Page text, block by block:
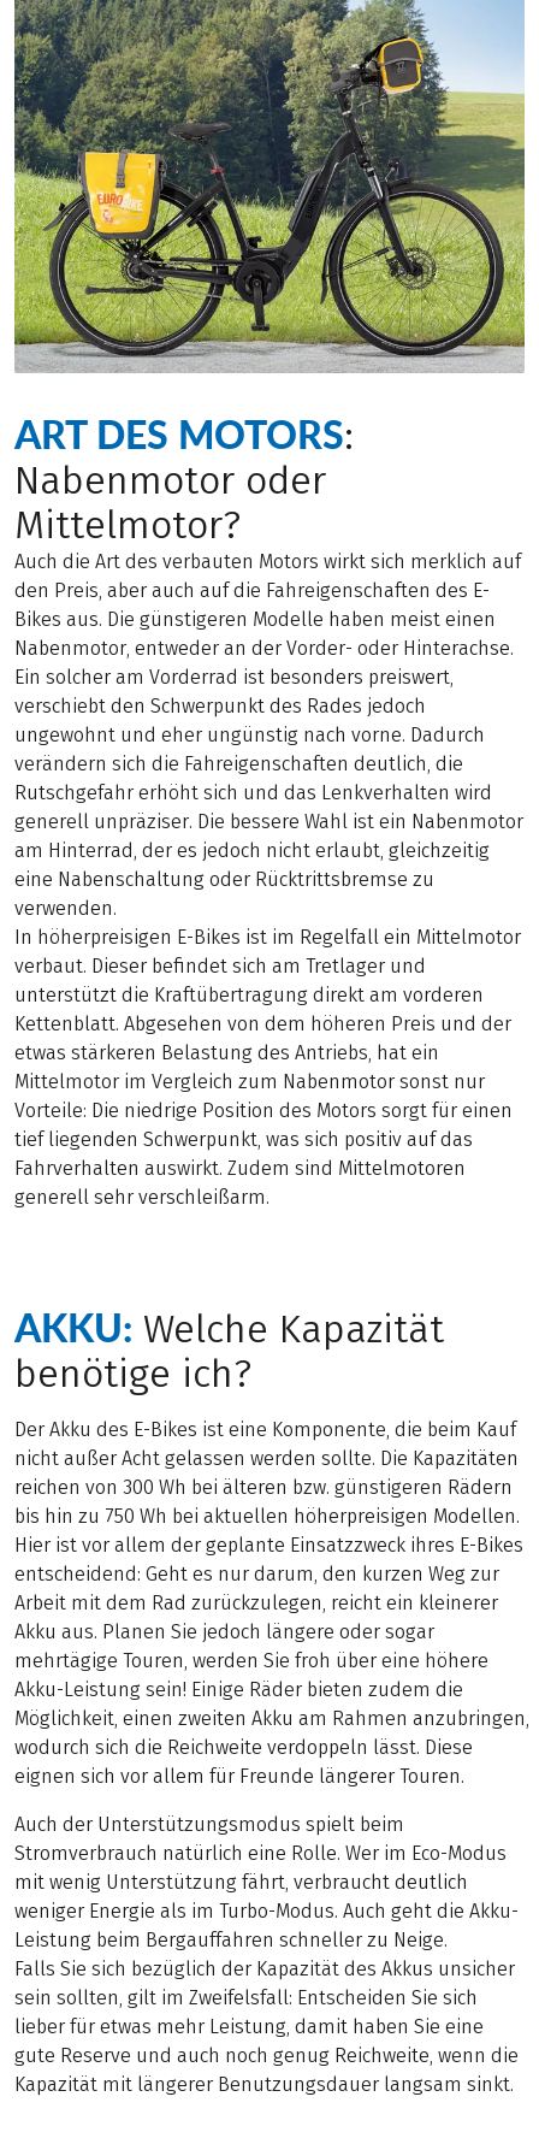
ART DES MOTORS:
Nabenmotor oder
Mittelmotor?
Auch die Art des verbauten Motors wirkt sich merklich auf
den Preis, aber auch auf die Fahreigenschaften des E-
Bikes aus. Die günstigeren Modelle haben meist einen
Nabenmotor, entweder an der Vorder- oder Hinterachse.
Ein solcher am Vorderrad ist besonders preiswert,
verschiebt den Schwerpunkt des Rades jedoch
ungewohnt und eher ungünstig nach vorne. Dadurch
verändern sich die Fahreigenschaften deutlich, die
Rutschgefahr erhöht sich und das Lenkverhalten wird
generell unpräziser. Die bessere Wahl ist ein Nabenmotor
am Hinterrad, der es jedoch nicht erlaubt, gleichzeitig
eine Nabenschaltung oder Rücktrittsbremse zu
verwenden.
In höherpreisigen E-Bikes ist im Regelfall ein Mittelmotor
verbaut. Dieser befindet sich am Tretlager und
unterstützt die Kraftübertragung direkt am vorderen
Kettenblatt. Abgesehen von dem höheren Preis und der
etwas stärkeren Belastung des Antriebs, hat ein
Mittelmotor im Vergleich zum Nabenmotor sonst nur
Vorteile: Die niedrige Position des Motors sorgt für einen
tief liegenden Schwerpunkt, was sich positiv auf das
Fahrverhalten auswirkt. Zudem sind Mittelmotoren
generell sehr verschleißarm.
AKKU: Welche Kapazität
benötige ich?
Der Akku des E-Bikes ist eine Komponente, die beim Kauf
nicht außer Acht gelassen werden sollte. Die Kapazitäten
reichen von 300 Wh bei älteren bzw. günstigeren Rädern
bis hin zu 750 Wh bei aktuellen höherpreisigen Modellen.
Hier ist vor allem der geplante Einsatzzweck ihres E-Bikes
entscheidend: Geht es nur darum, den kurzen Weg zur
Arbeit mit dem Rad zurückzulegen, reicht ein kleinerer
Akku aus. Planen Sie jedoch längere oder sogar
mehrtägige Touren, werden Sie froh über eine höhere
Akku-Leistung sein! Einige Räder bieten zudem die
Möglichkeit, einen zweiten Akku am Rahmen anzubringen,
wodurch sich die Reichweite verdoppeln lässt. Diese
eignen sich vor allem für Freunde längerer Touren.
Auch der Unterstützungsmodus spielt beim
Stromverbrauch natürlich eine Rolle. Wer im Eco-Modus
mit wenig Unterstützung fährt, verbraucht deutlich
weniger Energie als im Turbo-Modus. Auch geht die Akku-
Leistung beim Bergauffahren schneller zu Neige.
Falls Sie sich bezüglich der Kapazität des Akkus unsicher
sein sollten, gilt im Zweifelsfall: Entscheiden Sie sich
lieber für etwas mehr Leistung, damit haben Sie eine
gute Reserve und auch noch genug Reichweite, wenn die
Kapazität mit längerer Benutzungsdauer langsam sinkt.